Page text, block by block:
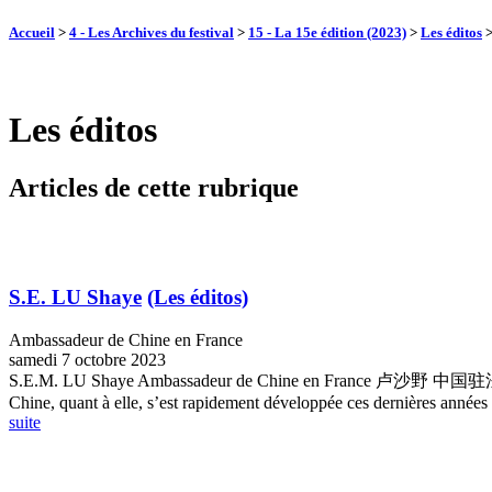
Accueil > 4 - Les Archives du festival > 15 - La 15e édition (2023) > Les éditos >
Les éditos
Articles de cette rubrique
S.E. LU Shaye (Les éditos)
Ambassadeur de Chine en France
samedi 7 octobre 2023
S.E.M. LU Shaye Ambassadeur de Chine en France 卢沙野 中国驻
Chine, quant à elle, s’est rapidement développée ces dernières
suite